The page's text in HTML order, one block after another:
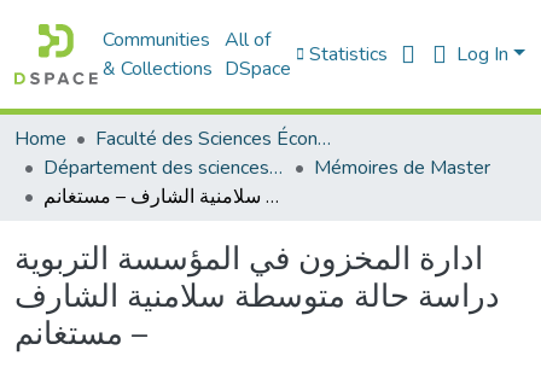
Communities
& Collections
All of
DSpace
Statistics Log In
Home
Faculté des Sciences Économiques Commerciales et des Sciences de Gestion
Département des sciences économiques
Mémoires de Master
ادارة المخزون في المؤسسة التربوية دراسة حالة متوسطة سلامنية الشارف – مستغانم
ادارة المخزون في المؤسسة التربوية
دراسة حالة متوسطة سلامنية الشارف
– مستغانم